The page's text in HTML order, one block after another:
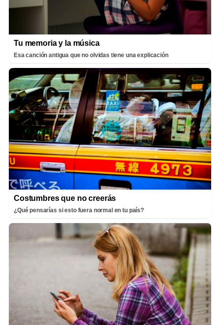
Tu memoria y la música
Esa canción antigua que no olvidas tiene una explicación
Costumbres que no creerás
¿Qué pensarías si esto fuera normal en tu país?